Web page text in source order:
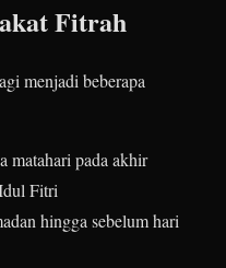
Fitrah
menjadi beberapa
matahari pada akhir
Fitri
hingga sebelum hari